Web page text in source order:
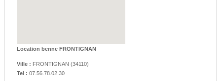
Location benne FRONTIGNAN
Ville : FRONTIGNAN (34110)
Tel : 07.56.78.02.30